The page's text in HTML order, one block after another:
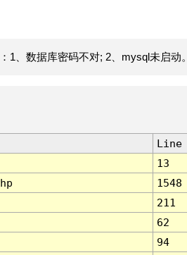
1、数据库密码不对; 2、mysql未启动。
Line
13
1548
211
62
94